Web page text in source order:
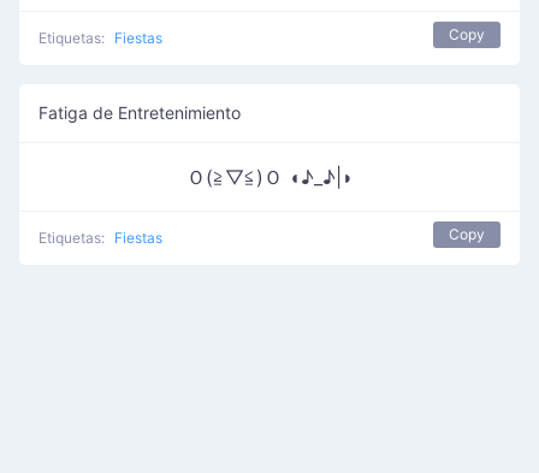
Etiquetas: Fiestas Copy
Fatiga de Entretenimiento
Ｏ(≧▽≦)Ｏ ◖♪_♪|◗
Etiquetas: Fiestas Copy